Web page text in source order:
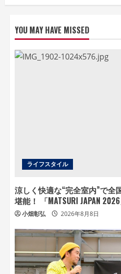
YOU MAY HAVE MISSED
ライフスタイル
涼しく快適な“完全室内”で全
堪能！ 「MATSURI JAPAN 2026
小畑彰弘 2026年8月8日